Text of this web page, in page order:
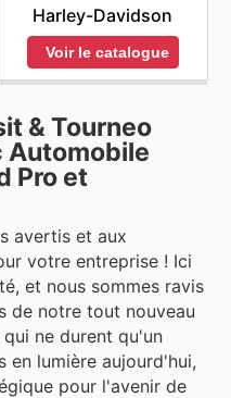
Harley-Davidson
Voir le catalogue
& Tourneo
Automobile
Pro et
avertis et aux
votre entreprise ! Ici
et nous sommes ravis
de notre tout nouveau
ne durent qu'un
en lumière aujourd'hui,
pour l'avenir de